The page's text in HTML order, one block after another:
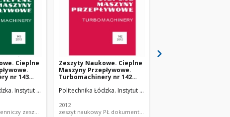
Cieplne
nr 143
Instytut Maszyn Przepływowych.
dokument piśmienniczy zeszyt naukowy PŁ
Zeszyty Naukowe. Cieplne
Maszyny Przepływowe.
Turbomachinery nr 142
Politechnika Łódzka. Instytut Maszyn Przepływowych.
2012
zeszyt naukowy PŁ dokument piśmienniczy